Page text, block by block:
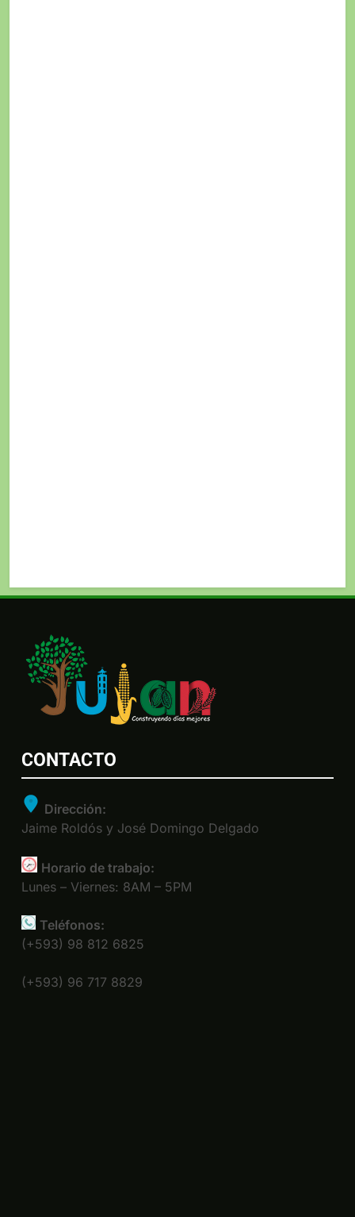
CONTACTO
Dirección:
Jaime Roldós y José Domingo Delgado
Horario de trabajo:
Lunes – Viernes: 8AM – 5PM
Teléfonos:
(+593) 98 812 6825
(+593) 96 717 8829